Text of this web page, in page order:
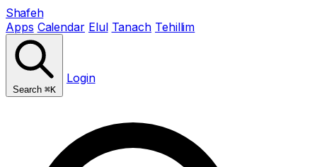
Shafeh
Apps Calendar Elul Tanach Tehillim
Search ⌘K
Login